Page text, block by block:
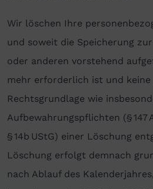
Wir löschen Ihre
und soweit die Speicherung
oder anderen vorstehend
mehr erforderlich ist und keine
Rechtsgrundlage wie
Aufbewahrungspflichten (§ 147
§ 14b UStG) einer Löschung
Löschung erfolgt demnach
nach Ablauf des